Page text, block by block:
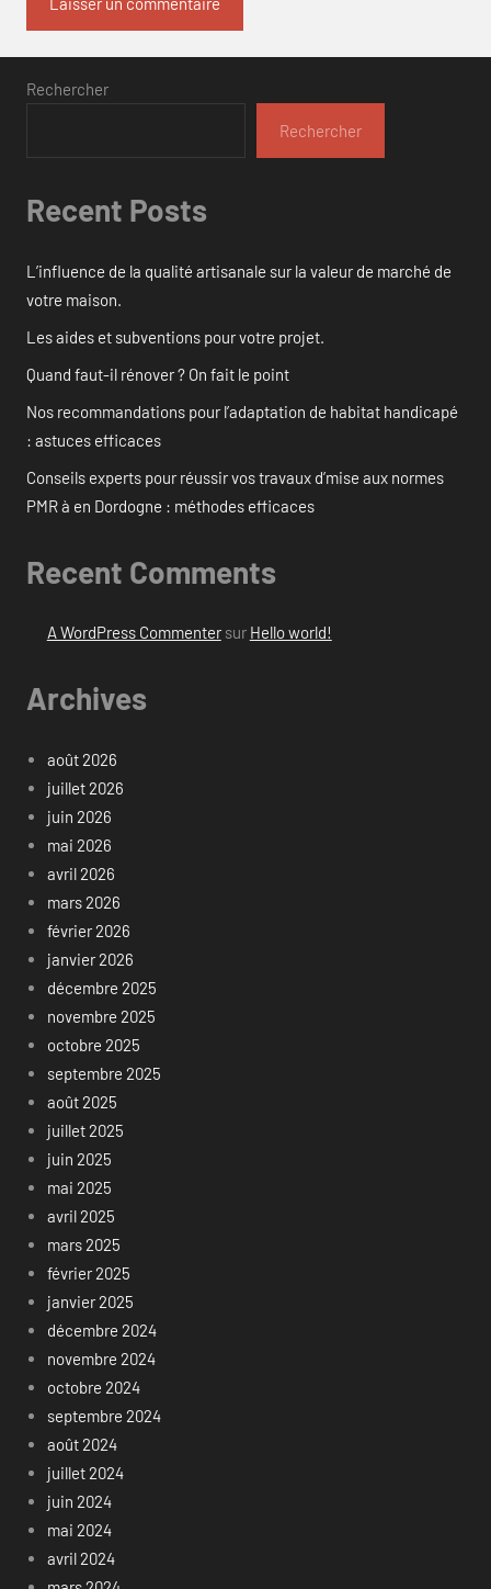
Rechercher
Rechercher
Recent Posts
L’influence de la qualité artisanale sur la valeur de marché de
votre maison.
Les aides et subventions pour votre projet.
Quand faut-il rénover ? On fait le point
Nos recommandations pour l’adaptation de habitat handicapé
: astuces efficaces
Conseils experts pour réussir vos travaux d’mise aux normes
PMR à en Dordogne : méthodes efficaces
Recent Comments
A WordPress Commentersur Hello world!
Archives
août 2026
juillet 2026
juin 2026
mai 2026
avril 2026
mars 2026
février 2026
janvier 2026
décembre 2025
novembre 2025
octobre 2025
septembre 2025
août 2025
juillet 2025
juin 2025
mai 2025
avril 2025
mars 2025
février 2025
janvier 2025
décembre 2024
novembre 2024
octobre 2024
septembre 2024
août 2024
juillet 2024
juin 2024
mai 2024
avril 2024